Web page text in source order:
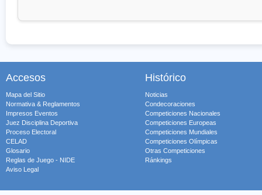
Accesos
Mapa del Sitio
Normativa & Reglamentos
Impresos Eventos
Juez Disciplina Deportiva
Proceso Electoral
CELAD
Glosario
Reglas de Juego - NIDE
Aviso Legal
Histórico
Noticias
Condecoraciones
Competiciones Nacionales
Competiciones Europeas
Competiciones Mundiales
Competiciones Olímpicas
Otras Competiciones
Ránkings